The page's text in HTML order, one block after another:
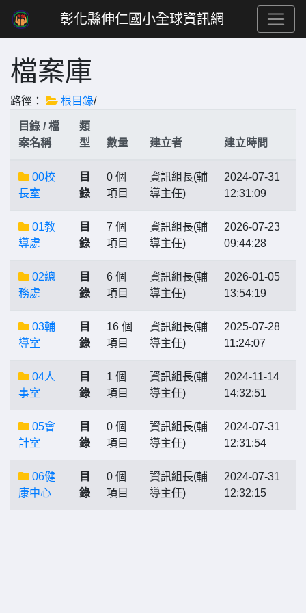
彰化縣伸仁國小全球資訊網
檔案庫
路徑： 根目錄/
目錄 / 檔
案名稱
類
型
數量 建立者 建立時間
00校
長室
目
錄
0 個
項目
資訊組長(輔
導主任)
2024-07-31
12:31:09
01教
導處
目
錄
7 個
項目
資訊組長(輔
導主任)
2026-07-23
09:44:28
02總
務處
目
錄
6 個
項目
資訊組長(輔
導主任)
2026-01-05
13:54:19
03輔
導室
目
錄
16 個
項目
資訊組長(輔
導主任)
2025-07-28
11:24:07
04人
事室
目
錄
1 個
項目
資訊組長(輔
導主任)
2024-11-14
14:32:51
05會
計室
目
錄
0 個
項目
資訊組長(輔
導主任)
2024-07-31
12:31:54
06健
康中心
目
錄
0 個
項目
資訊組長(輔
導主任)
2024-07-31
12:32:15